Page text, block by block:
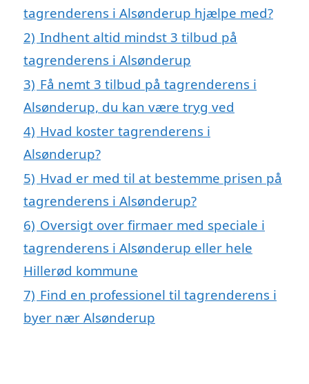
tagrenderens i Alsønderup hjælpe med?
2) Indhent altid mindst 3 tilbud på
tagrenderens i Alsønderup
3) Få nemt 3 tilbud på tagrenderens i
Alsønderup, du kan være tryg ved
4) Hvad koster tagrenderens i
Alsønderup?
5) Hvad er med til at bestemme prisen på
tagrenderens i Alsønderup?
6) Oversigt over firmaer med speciale i
tagrenderens i Alsønderup eller hele
Hillerød kommune
7) Find en professionel til tagrenderens i
byer nær Alsønderup